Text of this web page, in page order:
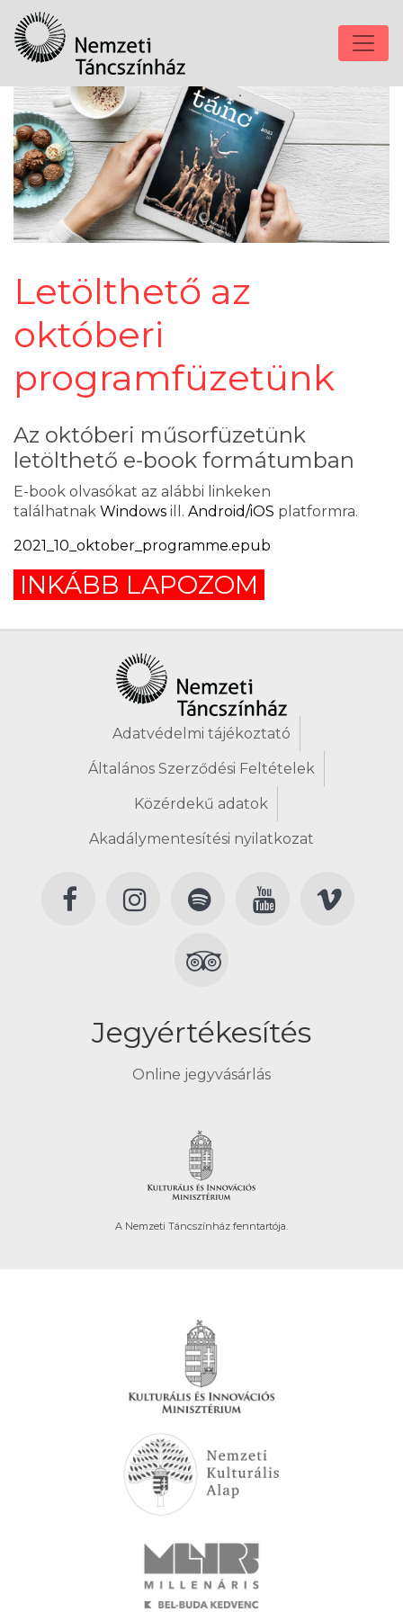
Letölthető az
októberi
programfüzetünk
Az októberi műsorfüzetünk
letölthető e-book formátumban
E-book olvasókat az alábbi linkeken
találhatnak Windows ill. Android/iOS platformra.
2021_10_oktober_programme.epub
INKÁBB LAPOZOM
Adatvédelmi tájékoztató
Általános Szerződési Feltételek
Közérdekű adatok
Akadálymentesítési nyilatkozat
Jegyértékesítés
Online jegyvásárlás
A Nemzeti Táncszínház fenntartója.